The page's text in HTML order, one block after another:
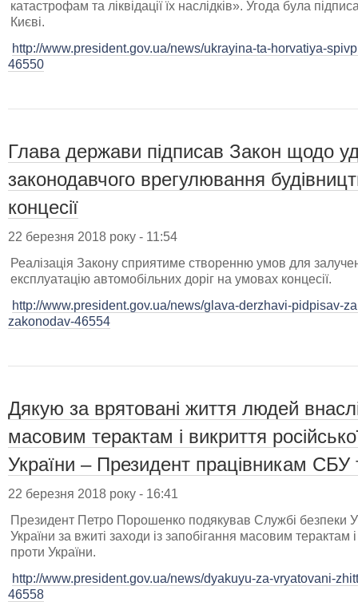
катастрофам та ліквідації їх наслідків». Угода була
Києві.
http://www.president.gov.ua/news/ukrayina-ta-horvatiya-
46550
Глава держави підписав Закон щодо
законодавчого врегулювання
концесії
22 березня 2018 року - 11:54
Реалізація Закону сприятиме створенню умов для
експлуатацію автомобільних доріг на умовах концесії.
http://www.president.gov.ua/news/glava-derzhavi-pidpisav-
zakonodav-46554
Дякую за врятовані життя людей
масовим терактам і викриття
України – Президент працівникам СБУ
22 березня 2018 року - 16:41
Президент Петро Порошенко подякував Службі безпеки
України за вжиті заходи із запобігання масовим терактам
проти України.
http://www.president.gov.ua/news/dyakuyu-za-vryatovani-
46558